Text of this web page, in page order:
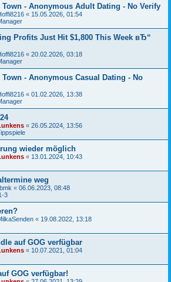
- Anonymous Adult Dating - No Verify
« 15.05.2026, 01:54
Profits Just Hit $1,800 This Week вЂ“
« 20.02.2026, 03:18
- Anonymous Casual Dating - No
« 01.02.2026, 13:38
« 26.05.2024, 13:56
wieder möglich
« 13.01.2024, 10:43
weg
« 06.06.2023, 08:48
3
« 19.08.2022, 13:18
auf GOG verfügbar
« 10.07.2021, 01:04
GOG verfügbar!